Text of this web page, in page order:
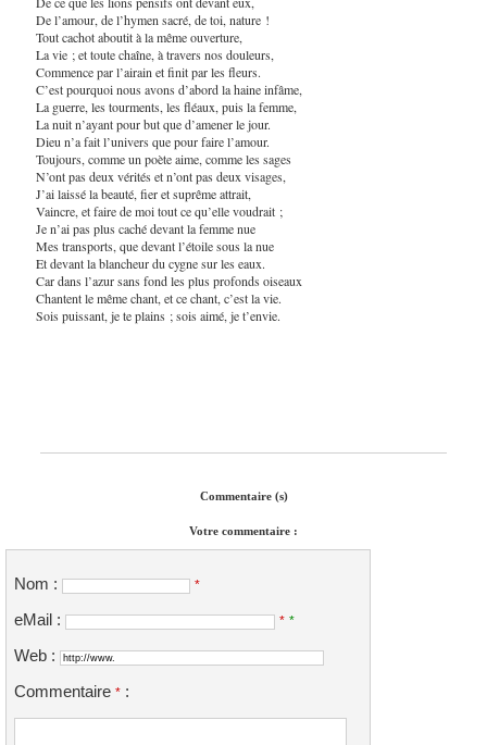
De l’amour, de l’hymen sacré, de toi, nature !
Tout cachot aboutit à la même ouverture,
La vie ; et toute chaîne, à travers nos douleurs,
Commence par l’airain et finit par les fleurs.
C’est pourquoi nous avons d’abord la haine infâme,
La guerre, les tourments, les fléaux, puis la femme,
La nuit n’ayant pour but que d’amener le jour.
Dieu n’a fait l’univers que pour faire l’amour.
Toujours, comme un poète aime, comme les sages
N’ont pas deux vérités et n’ont pas deux visages,
J’ai laissé la beauté, fier et suprême attrait,
Vaincre, et faire de moi tout ce qu’elle voudrait ;
Je n’ai pas plus caché devant la femme nue
Mes transports, que devant l’étoile sous la nue
Et devant la blancheur du cygne sur les eaux.
Car dans l’azur sans fond les plus profonds oiseaux
Chantent le même chant, et ce chant, c’est la vie.
Sois puissant, je te plains ; sois aimé, je t’envie.
Commentaire (s)
Votre commentaire :
Nom : *
eMail : * *
Web :
Commentaire * :